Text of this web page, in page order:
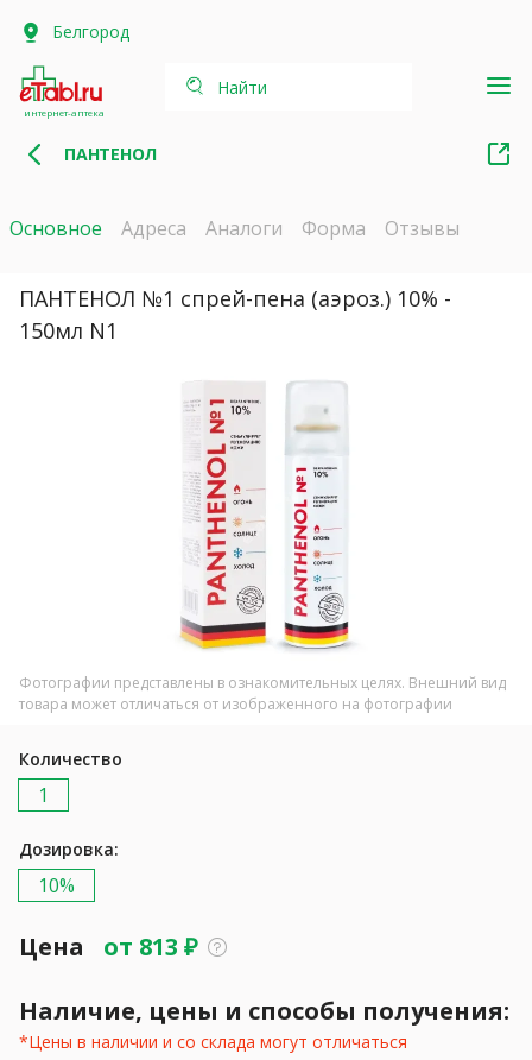
Белгород
интернет-аптека
Найти
ПАНТЕНОЛ
Основное Адреса Аналоги Форма Отзывы
ПАНТЕНОЛ №1 спрей-пена (аэроз.) 10% -
150мл N1
Фотографии представлены в ознакомительных целях. Внешний вид
товара может отличаться от изображенного на фотографии
Количество
1
Дозировка:
10%
Цена от 813 ₽
Наличие, цены и способы получения:
*Цены в наличии и со склада могут отличаться